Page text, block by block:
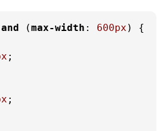
and (max-width : 600px
;
;